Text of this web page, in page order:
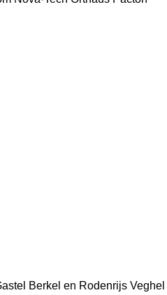
Berkel en Rodenrijs Veghel